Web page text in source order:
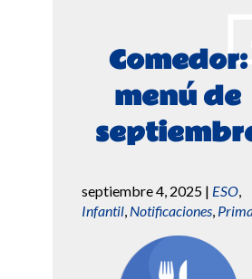
Comedor:
menú de
septiembre 4, 2025 | ESO,
Infantil, Notificaciones,